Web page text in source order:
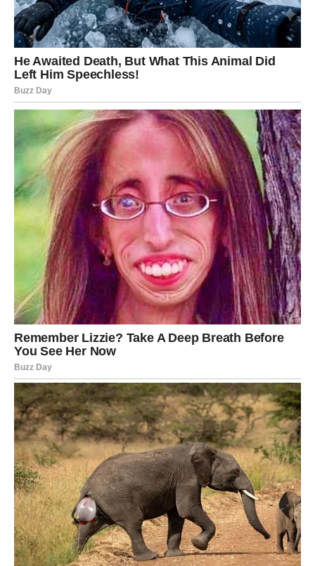
LAV
Lavovima četvrtak donosi potrebu za potvrdom, ali i
suočavanje sa sopstvenim očekivanjima. Možda ste se
previše nadali nečijoj reakciji ili odgovoru. Danas
shvatate da vaša vrednost ne zavisi od tuđeg priznanja.
Na poslovnom planu dolazi prilika da pokažete autoritet,
ali bez konflikta. U ljubavi – strast i ego idu ruku pod ruku.
Ako spustite gard, dobijate više nego što očekujete.
Slobodni Lavovi mogu privući pažnju gde god se pojave.
DEVICA
Devicama četvrtak donosi potrebu za redom – kako
spolja, tako i iznutra. Moguće je da ćete danas želeti da
rešite nešto što vas dugo muči, bilo da je u pitanju posao,
zdravlje ili odnos sa bliskom osobom. Dan je odličan za
planiranje i organizaciju. U ljubavi je važno da ne
analizirate previše partnerove reči – pogledajte dela.
Slobodne Device mogu shvatiti da im se dopada neko ko
je već dugo tu, ali koga ranije nisu primećivale.
VAGA
Vage danas osećaju unutrašnji konflikt između želje za
mirom i potrebe da se izbore za sebe. Četvrtak vam
donosi priliku da jasno kažete šta vam smeta, ali na
diplomatski način. Na poslu se otvaraju nova vrata kroz
razgovor ili saradnju. U ljubavi – balans je ključ. Ako ste
davali previše, danas shvatate da je vreme da i vi